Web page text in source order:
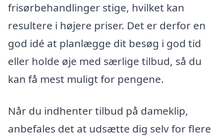
frisørbehandlinger stige, hvilket kan
resultere i højere priser. Det er derfor en
god idé at planlægge dit besøg i god tid
eller holde øje med særlige tilbud, så du
kan få mest muligt for pengene.
Når du indhenter tilbud på dameklip,
anbefales det at udsætte dig selv for flere